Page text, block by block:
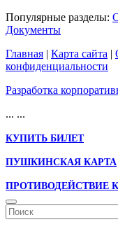
Популярные разделы:
Документы
Главная | Карта сайта |
конфиденциальности
Разработка
... ...
КУПИТЬ БИЛЕТ
ПУШКИНСКАЯ КАРТА
ПРОТИВОДЕЙСТВИЕ